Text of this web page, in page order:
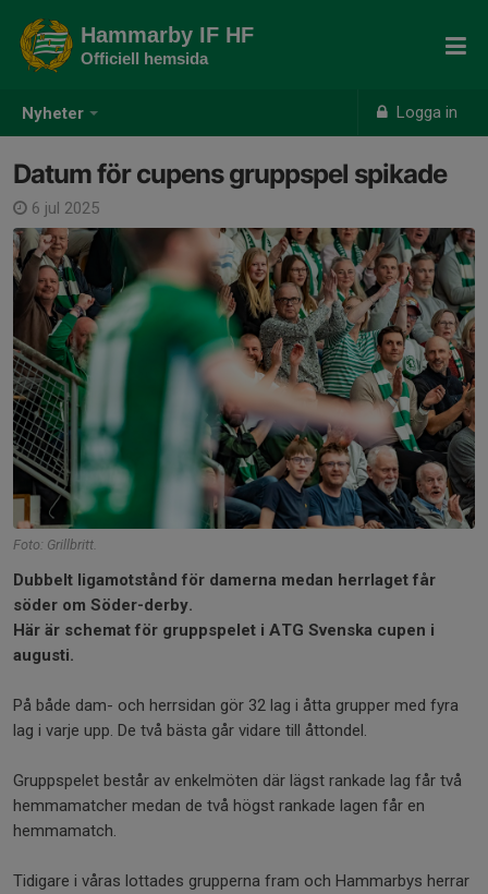
Nyheter Logga in
Hammarby IF HF
Officiell hemsida
Datum för cupens gruppspel spikade
6 jul 2025
Foto: Grillbritt.
Dubbelt ligamotstånd för damerna medan herrlaget får
söder om Söder-derby.
Här är schemat för gruppspelet i ATG Svenska cupen i
augusti.
På både dam- och herrsidan gör 32 lag i åtta grupper med fyra
lag i varje upp. De två bästa går vidare till åttondel.
Gruppspelet består av enkelmöten där lägst rankade lag får två
hemmamatcher medan de två högst rankade lagen får en
hemmamatch.
Tidigare i våras lottades grupperna fram och Hammarbys herrar